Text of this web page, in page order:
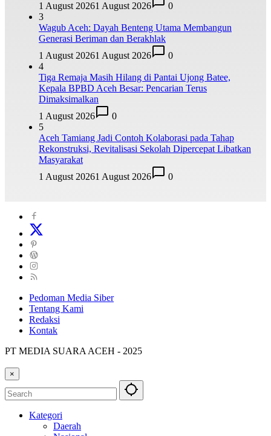
1 August 20261 August 2026
0
3
Wagub Aceh: Dayah Benteng Utama Membangun
Generasi Beriman dan Berakhlak
1 August 20261 August 2026
0
4
Tiga Remaja Masih Hilang di Pantai Ujong Batee,
Kepala BPBD Aceh Besar: Pencarian Terus
Dimaksimalkan
1 August 2026
0
5
Aceh Tamiang Jadi Contoh Kolaborasi pada Tahap
Rekonstruksi, Revitalisasi Sekolah Dipercepat Libatkan
Masyarakat
1 August 20261 August 2026 0
Pedoman Media Siber
Tentang Kami
Redaksi
Kontak
PT MEDIA SUARA ACEH - 2025
×
Kategori
Daerah